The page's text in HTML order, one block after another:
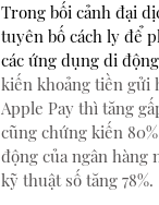
Trong bối cảnh đại
tuyên bố cách ly để
các ứng dụng di
kiến khoảng tiền gửi
Apple Pay thì tăng
cũng chứng kiến
động của ngân hàng
kỹ thuật số tăng 78%.